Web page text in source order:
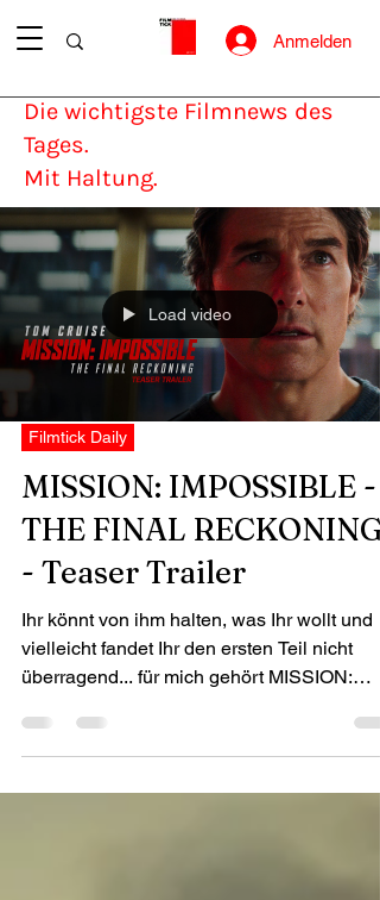
Anmelden
Die wichtigste Filmnews des
Tages.
Mit Haltung.
Load video
Filmtick Daily
MISSION: IMPOSSIBLE -
THE FINAL RECKONING
- Teaser Trailer
Ihr könnt von ihm halten, was Ihr wollt und
vielleicht fandet Ihr den ersten Teil nicht
überragend... für mich gehört MISSION: